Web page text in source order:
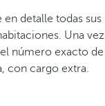
detalle todas sus
Una vez
número exacto de
con cargo extra.